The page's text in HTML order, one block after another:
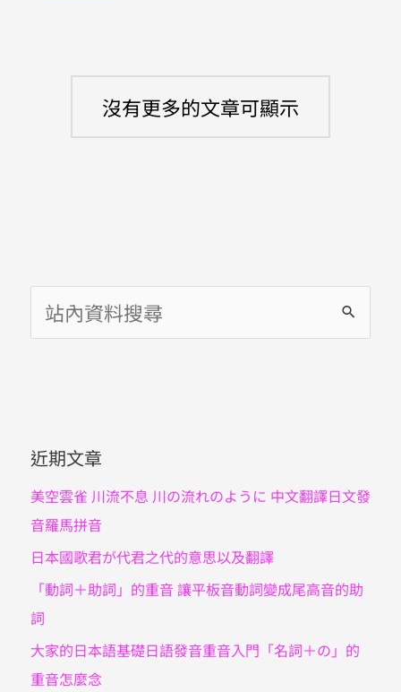
沒有更多的文章可顯示
尋
:近期文章
美空雲雀 川流不息 川の流れのように 中文翻譯日文發
音羅馬拼音
日本國歌君が代君之代的意思以及翻譯
「動詞＋助詞」的重音 讓平板音動詞變成尾高音的助
詞
大家的日本語基礎日語發音重音入門「名詞＋の」的
重音怎麼念